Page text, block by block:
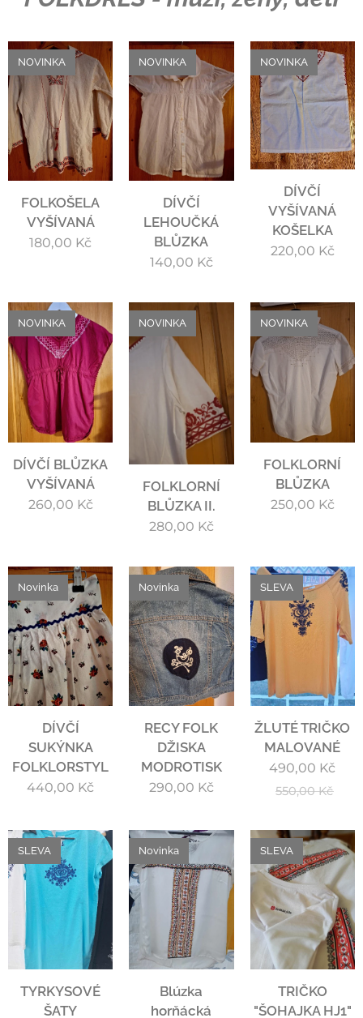
FOLKOŠELA
VYŠÍVANÁ
NOVINKA
180,00 Kč
DÍVČÍ
LEHOUČKÁ
BLŮZKA
NOVINKA
140,00 Kč
DÍVČÍ
VYŠÍVANÁ
KOŠELKA
NOVINKA
220,00 Kč
DÍVČÍ BLŮZKA
VYŠÍVANÁ
NOVINKA
260,00 Kč
FOLKLORNÍ
BLŮZKA II.
NOVINKA
280,00 Kč
FOLKLORNÍ
BLŮZKA
NOVINKA
250,00 Kč
DÍVČÍ
SUKÝNKA
FOLKLORSTYL
Novinka
440,00 Kč
RECY FOLK
DŽISKA
MODROTISK
Novinka
290,00 Kč
ŽLUTÉ TRIČKO
MALOVANÉ
SLEVA
490,00 Kč
550,00Kč
TYRKYSOVÉ
ŠATY
SLEVA
Blúzka
horňácká
Novinka
TRIČKO
"ŠOHAJKA HJ1"
SLEVA